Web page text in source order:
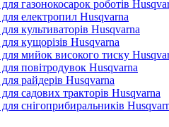
газонокосарок роботів
електропил Husqvarna
культиваторів Husqvarna
кущорізів Husqvarna
мийок високого тиску
повітродувок Husqvarna
райдерів Husqvarna
садових тракторів Husqvarna
снігоприбиральників